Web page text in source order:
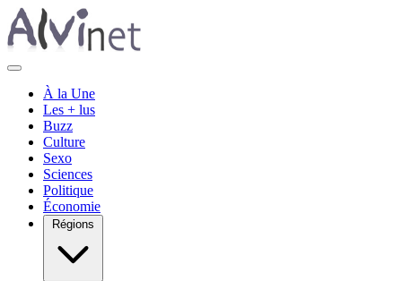
À la Une
Les + lus
Buzz
Culture
Sexo
Sciences
Politique
Économie
Régions